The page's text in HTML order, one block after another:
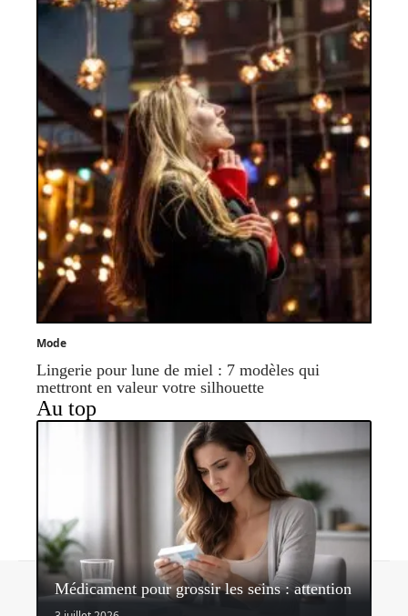
Mode
Lingerie pour lune de miel : 7 modèles qui
mettront en valeur votre silhouette
Au top
Médicament pour grossir les seins : attention
Contact Mentions légales Sitemap